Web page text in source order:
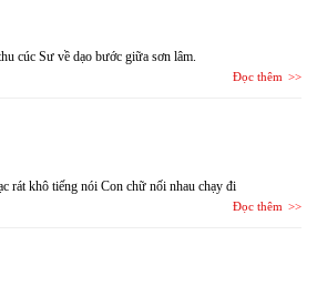
cúc Sư về dạo bước giữa sơn lâm.
Đọc thêm
rát khô tiếng nói Con chữ nối nhau chạy đi
Đọc thêm